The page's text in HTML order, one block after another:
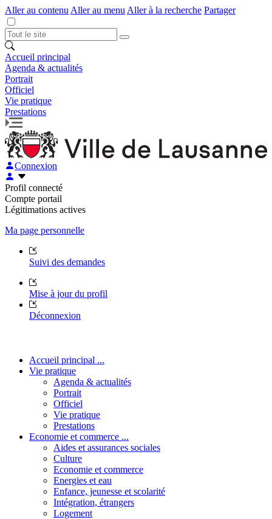
Aller au contenu Aller au menu Aller à la recherche Partager
Accueil principal
Agenda & actualités
Portrait
Officiel
Vie pratique
Prestations
Connexion
Profil connecté
Compte portail
Légitimations actives
Ma page personnelle
Suivi des demandes
Mise à jour du profil
Déconnexion
Accueil principal ...
Vie pratique
Agenda & actualités
Portrait
Officiel
Vie pratique
Prestations
Economie et commerce ...
Aides et assurances sociales
Culture
Economie et commerce
Energies et eau
Enfance, jeunesse et scolarité
Intégration, étrangers
Logement